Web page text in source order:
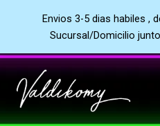
Envios 3-5 dias habiles ,
Sucursal/Domicilio
al
contenido